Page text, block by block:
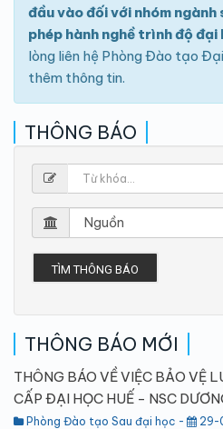
đầu vào đối với nhóm
phép hành nghề trình độ đại
lòng liên hệ Phòng Đào tạo
thêm thông tin.
THÔNG BÁO
TÌM THÔNG BÁO
THÔNG BÁO MỚI
THÔNG BÁO VỀ VIỆC BẢO VỆ
CẤP ĐẠI HỌC HUẾ - NSC
Phòng Đào tạo Sau đại học - 29-